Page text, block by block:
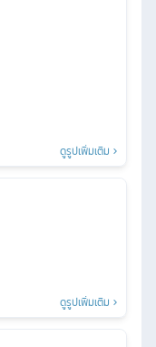
ดูรูปเพิ่มเติม
ดูรูปเพิ่มเติม